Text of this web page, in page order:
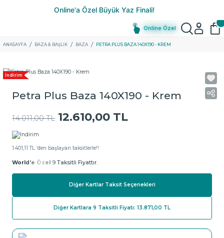
Online Özel
ANASAYFA BAZA & BAŞLIK BAZA PETRA PLUS BAZA 140X190 - KREM
İndirim
Petra Plus Baza 140X190 - Krem
14.011,00 TL 12.610,00 TL
1.401,11 TL ‘den başlayan taksitlerle!!
World'e Özel 9 Taksitli Fiyattır.
Diğer Kartlar Taksit Seçenekleri
Diğer Kartlara 9 Taksitli Fiyatı: 13.871,00 TL